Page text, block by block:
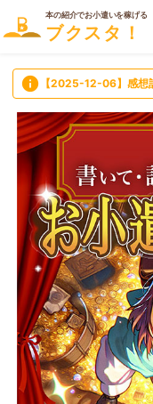
本の紹介でお小遣いを稼げる
ブクスタ！
info 【2025-12-06】感想